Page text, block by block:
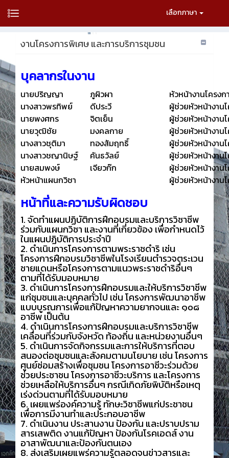
เลือกภาษา
งานโครงการพิเศษ และการบริการชุมชน
บุคลากรในงาน
นายปริญญา ภูผิวผา
หัวหน้างานโครง
นางสาวพรทิพย์
ดีประวี
ผู้ช่วยหัวหน้างาน
นายพงศกร
จิตเย็น
ผู้ช่วยหัวหน้างาน
นายวุฒิชัย
มงคลกาย
ผู้ช่วยหัวหน้างาน
นางสาวชุติมา
ทองสัมฤทธิ์
ผู้ช่วยหัวหน้างาน
นางสาวชญานิษฐ์
คันธวัลย์
ผู้ช่วยหัวหน้างาน
นายสมพงษ์
เจียวก๊ก
ผู้ช่วยหัวหน้างาน
หัวหน้าแผนกวิชา
ผู้ช่วยหัวหน้างาน
หน้าที่และความรับผิดชอบ
1. จัดทำแผนปฏิบัติการฝึกอบรมและบริการวิชาชีพ
ร่วมกับแผนกวิชา และงานที่เกี่ยวข้อง เพื่อกำหนดไว้
ในแผนปฏิบัติการประจำปี
2. ดำเนินการโครงการตามพระราชดำริ เช่น
โครงการฝึกอบรมวิชาชีพในโรงเรียนตำรวจตระเวน
ชายแดนหรือโครงการตามแนวพระราชดำริอื่นๆ
ตามที่ได้รับมอบหมาย
3. ดำเนินการโครงการฝึกอบรมและให้บริการวิชาชีพ
แก่ชุมชนและบุคคลทั่วไป เช่น โครงการพัฒนาอาชีพ
แบบบูรณการเพื่อแก้ปัญหาความยากจนและ ๑๐๘
อาชีพ เป็นต้น
4. ดำเนินการโครงการฝึกอบรมและบริการวิชาชีพ
เคลื่อนที่ร่วมกับจังหวัด ท้องถิ่น และหน่วยงานอื่นๆ
5. ดำเนินการจัดกิจกรรมและการให้บริการที่ตอบ
สนองต่อชุมชนและสังคมตามนโยบาย เช่น โครงการ
ศูนย์ซ่อมสร้างเพื่อชุมชน โครงการอาชีวะร่วมด้วย
ช่วยประชาชน โครงการอาชีวะบริการ และโครงการ
ช่วยเหลือให้บริการอื่นๆ กรณีเกิดภัยพิบัติหรือเหตุ
เร่งด่วนตามที่ได้รับมอบหมาย
6. เผยแพร่องค์ความรู้ ทักษะวิชาชีพแก่ประชาชน
เพื่อการมีงานทำและประกอบอาชีพ
7. ดำเนินงาน ประสานงาน ป้องกัน และปราบปราม
สารเสพติด งานแก้ปัญหา ป้องกันโรคเอดส์ งาน
อาสาพัฒนาและป้องกันตนเอง
8. ส่งเสริมเผยแพร่ความรู้ตลอดจนข่าวสารและ